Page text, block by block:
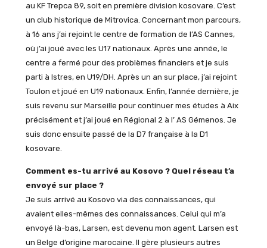
au KF Trepca 89, soit en première division kosovare. C’est
un club historique de Mitrovica. Concernant mon parcours,
à 16 ans j’ai rejoint le centre de formation de l’AS Cannes,
où j’ai joué avec les U17 nationaux. Après une année, le
centre a fermé pour des problèmes financiers et je suis
parti à Istres, en U19/DH. Après un an sur place, j’ai rejoint
Toulon et joué en U19 nationaux. Enfin, l’année dernière, je
suis revenu sur Marseille pour continuer mes études à Aix
précisément et j’ai joué en Régional 2 à l’ AS Gémenos. Je
suis donc ensuite passé de la D7 française à la D1
kosovare.
Comment es-tu arrivé au Kosovo ? Quel réseau t’a
envoyé sur place ?
Je suis arrivé au Kosovo via des connaissances, qui
avaient elles-mêmes des connaissances. Celui qui m’a
envoyé là-bas, Larsen, est devenu mon agent. Larsen est
un Belge d’origine marocaine. Il gère plusieurs autres